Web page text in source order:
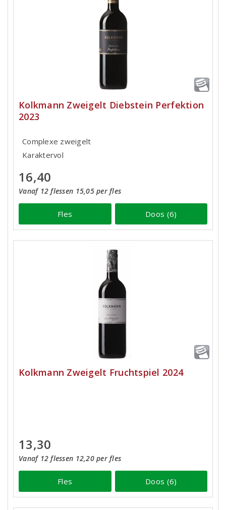
Kolkmann Zweigelt Diebstein Perfektion
2023
Complexe zweigelt
Karaktervol
16,40
Vanaf 12 flessen 15,05 per fles
Fles Doos (6)
Kolkmann Zweigelt Fruchtspiel 2024
13,30
Vanaf 12 flessen 12,20 per fles
Fles Doos (6)